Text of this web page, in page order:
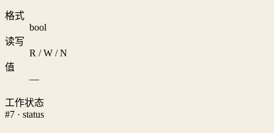
格式
bool
读写
R / W / N
值
—
工作状态
#7 · status